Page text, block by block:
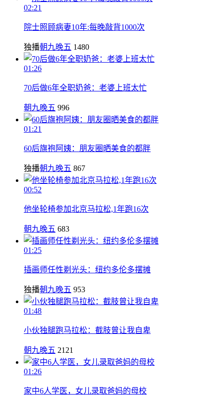
02:21
院士照顾病妻10年:每晚敲背1000次
独播朝九晚五 1480
01:26
70后做6年全职奶爸：老婆上班太忙
朝九晚五 996
01:21
60后旗袍阿姨：朋友圈晒美食的都胖
独播朝九晚五 867
00:52
他坐轮椅参加北京马拉松,1年跑16次
朝九晚五 683
01:25
插画师任性剃光头：纽约多伦多摆摊
独播朝九晚五 953
01:48
小伙独腿跑马拉松：截肢曾让我自卑
朝九晚五 2121
01:26
家中6人学医，女儿录取爸妈的母校